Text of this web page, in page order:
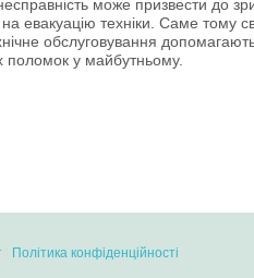
може призвести до
на евакуацію техніки. Саме тому
обслуговування
поломок у майбутньому.
Політика конфіденційності